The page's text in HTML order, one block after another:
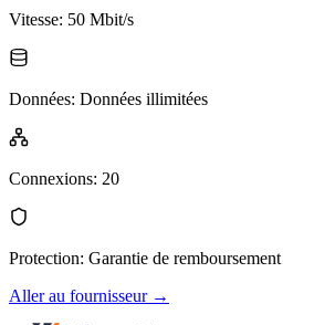
Vitesse: 50 Mbit/s
Données: Données illimitées
Connexions: 20
Protection: Garantie de remboursement
Aller au fournisseur→